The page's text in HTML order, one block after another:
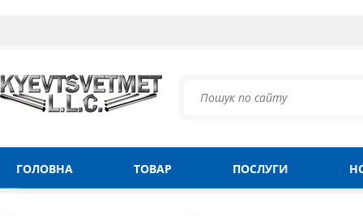
ГОЛОВНА ТОВАР ПОСЛУГИ